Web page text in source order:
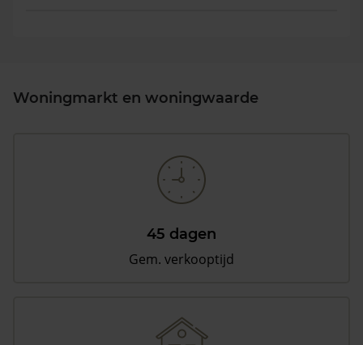
Woningmarkt en woningwaarde
45 dagen
Gem. verkooptijd